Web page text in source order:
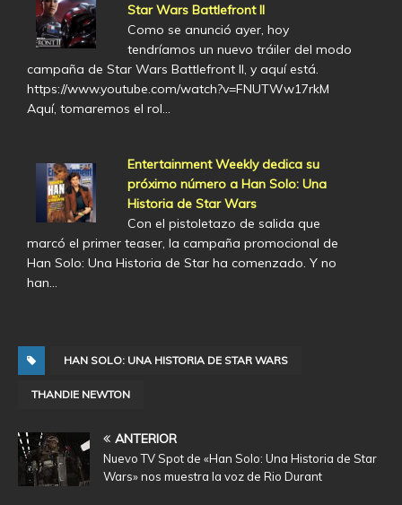
Star Wars Battlefront II
Como se anunció ayer, hoy
tendríamos un nuevo tráiler del modo
campaña de Star Wars Battlefront II, y aquí está.
https://www.youtube.com/watch?v=FNUTWw17rkM
Aquí, tomaremos el rol…
Entertainment Weekly dedica su
próximo número a Han Solo: Una
Historia de Star Wars
Con el pistoletazo de salida que
marcó el primer teaser, la campaña promocional de
Han Solo: Una Historia de Star ha comenzado. Y no
han…
HAN SOLO: UNA HISTORIA DE STAR WARS
THANDIE NEWTON
ANTERIOR
Nuevo TV Spot de «Han Solo: Una Historia de Star
Wars» nos muestra la voz de Rio Durant